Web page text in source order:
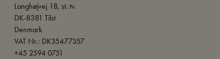
Langhøjvej 1B, st. tv.
DK-8381 Tilst
Denmark
VAT Nr.: DK35477357
+45 2594 0751